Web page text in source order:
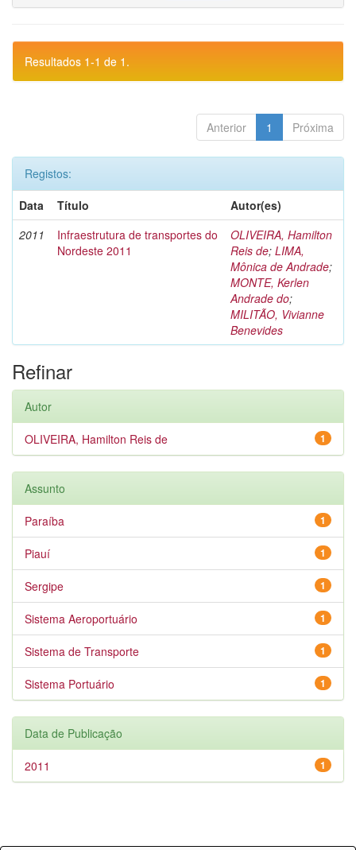
Resultados 1-1 de 1.
Anterior 1 Próxima
Registos:
Data
Título
Autor(es)
2011
Infraestrutura de transportes do
Nordeste 2011
OLIVEIRA, Hamilton
Reis de; LIMA,
Mônica de Andrade;
MONTE, Kerlen
Andrade do;
MILITÃO, Vivianne
Benevides
Refinar
Autor
1
OLIVEIRA, Hamilton Reis de
Assunto
1
Paraíba
1
Piauí
1
Sergipe
1
Sistema Aeroportuário
1
Sistema de Transporte
1
Sistema Portuário
Data de Publicação
1
2011